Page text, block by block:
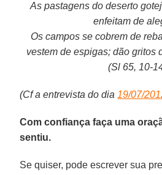
As pastagens do deserto
enfeitam de
Os campos se cobrem de
vestem de espigas; dão gritos
(Sl 65, 10-
(Cf a entrevista do dia 19/07/
Com confiança faça uma
sentiu.
Se quiser, pode escrever sua